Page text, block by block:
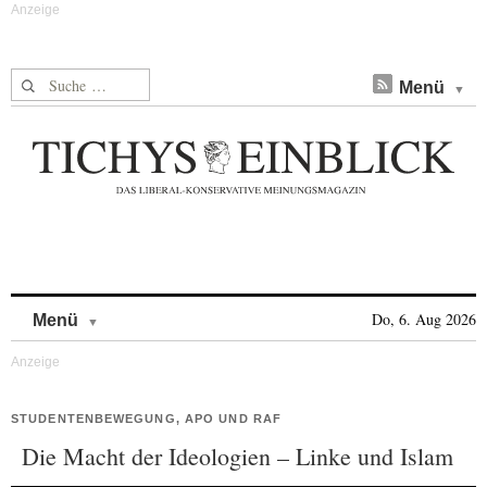
Suche nach: Menü
Menü Do, 6. Aug 2026
STUDENTENBEWEGUNG, APO UND RAF
Die Macht der Ideologien – Linke und Islam